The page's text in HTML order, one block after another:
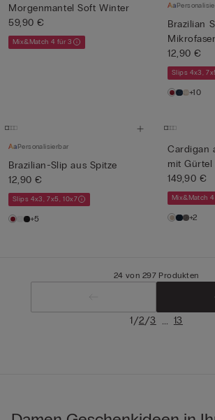
Morgenmantel Soft Winter
59,90 €
Mix&Match 4 für 3
Brazilian
Mikrofaser
12,90 €
Slips 4x3,
+10
Personalisierbar
Brazilian-Slip aus Spitze
12,90 €
Slips 4x3, 7x5, 10x7
+5
Cardigan
mit Gürtel
149,90 €
Mix&Match
+2
24 von 297 Produkten
1/2/3 ... 13